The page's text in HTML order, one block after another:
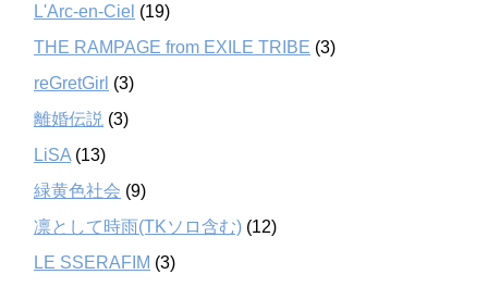
L'Arc-en-Ciel (19)
THE RAMPAGE from EXILE TRIBE (3)
reGretGirl (3)
離婚伝説 (3)
LiSA (13)
緑黄色社会 (9)
凛として時雨(TKソロ含む) (12)
LE SSERAFIM (3)